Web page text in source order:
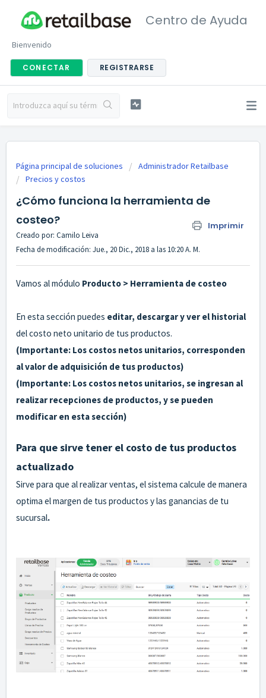
Centro de Ayuda
Bienvenido
CONECTAR REGISTRARSE
Página principal de soluciones
Administrador Retailbase
Precios y costos
¿Cómo funciona la herramienta de
costeo?
Imprimir
Creado por: Camilo Leiva
Fecha de modificación: Jue., 20 Dic., 2018 a las 10:20 A. M.
Vamos al módulo Producto > Herramienta de costeo
En esta sección puedes editar, descargar y ver el historial
del costo neto unitario de tus productos.
(Importante: Los costos netos unitarios, corresponden
al valor de adquisición de tus productos)
(Importante: Los costos netos unitarios, se ingresan al
realizar recepciones de productos, y se pueden
modificar en esta sección)
Para que sirve tener el costo de tus productos
actualizado
Sirve para que al realizar ventas, el sistema calcule de manera
optima el margen de tus productos y las ganancias de tu
sucursal.